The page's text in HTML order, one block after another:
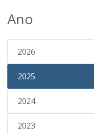
Ano
2026
2025
2024
2023